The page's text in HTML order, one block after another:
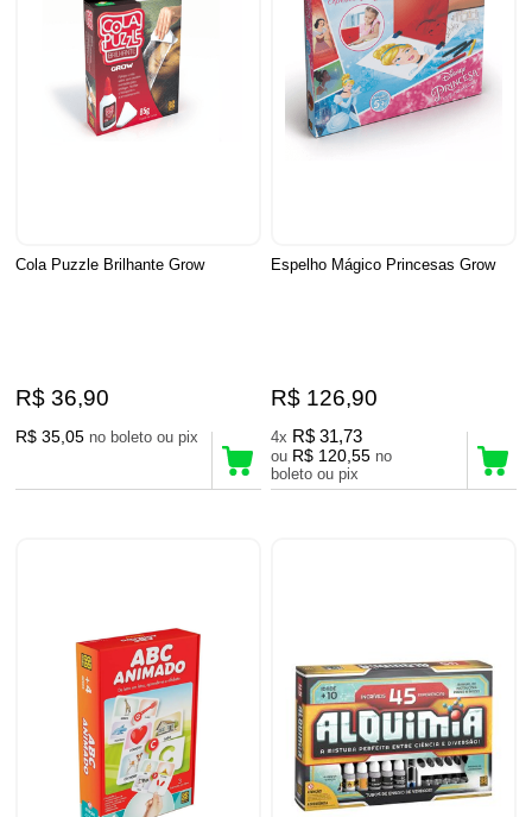
Cola Puzzle Brilhante Grow
R$ 36,90
R$ 35,05 no boleto ou pix
Espelho Mágico Princesas Grow
R$ 126,90
4x R$ 31,73
ou R$ 120,55 no
boleto ou pix